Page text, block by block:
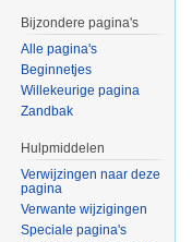
Bijzondere pagina's
Alle pagina's
Beginnetjes
Willekeurige pagina
Zandbak
Hulpmiddelen
Verwijzingen naar deze
pagina
Verwante wijzigingen
Speciale pagina's